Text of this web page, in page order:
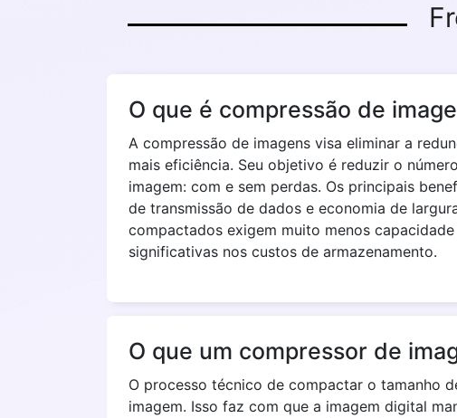
O que é compressão de
A compressão de imagens visa eliminar a
mais eficiência. Seu objetivo é reduzir o
imagem: com e sem perdas. Os principais
de transmissão de dados e economia de
compactados exigem muito menos
significativas nos custos de armazenamento.
O que um compressor de
O processo técnico de compactar o tamanho
imagem. Isso faz com que a imagem digital